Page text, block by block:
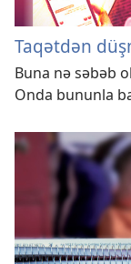
Taqətdən
Buna nə səbəb
Onda bununla